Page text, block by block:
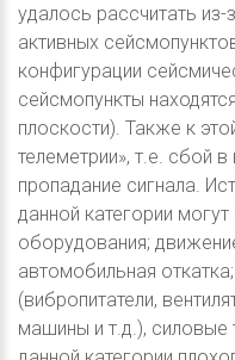
удалось рассчитать
активных
конфигурации
сейсмопункты
плоскости). Также к
телеметрии», т.е. сбой
пропадание сигнала.
данной категории
оборудования;
автомобильная
(вибропитатели,
машины и т.д.),